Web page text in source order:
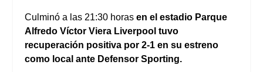
Culminó a las 21:30 horasen el estadio Parque
Alfredo Víctor Viera Liverpooltuvo
recuperación positiva por 2-1 en su estreno
como local ante Defensor Sporting.